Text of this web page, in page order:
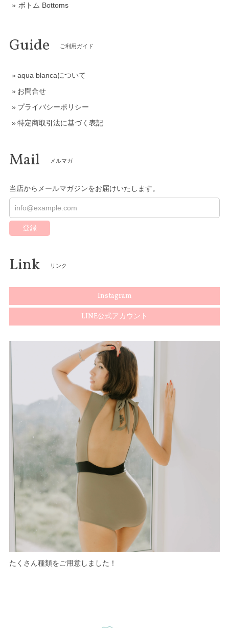
ボトム Bottoms
Guide ご利用ガイド
aqua blancaについて
お問合せ
プライバシーポリシー
特定商取引法に基づく表記
Mail メルマガ
当店からメールマガジンをお届けいたします。
登録
Link リンク
Instagram
LINE公式アカウント
たくさん種類をご用意しました！